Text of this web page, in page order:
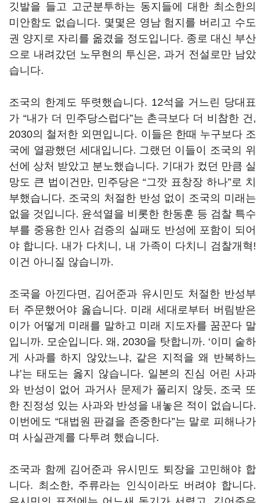
깃발을 들고 고군분투하는 동지들에 대한 최소한의
미안함도 없습니다. 몇몇은 영남 험지를 버리고 수도
권 양지로 자리를 옮겼을 정도입니다. 종로 대신 부산
으로 내려갔던 노무현의 투신은, 과거 전설로만 남았
습니다.
조국의 한계도 뚜렷했습니다. 12석을 거느린 당대표
가 “내가 더 민주당스럽다”는 촌극보다 더 비참한 건,
2030의 철저한 외면입니다. 이들은 한때 누구보다 조
국에 열광했던 세대입니다. 그랬던 이들이 조국의 위
선에 상처 받았고 분노했습니다. 기대가 컸던 만큼 실
망도 큰 법이건만, 민주당은 “그깟 표창장 하나”로 치
부했습니다. 조국의 처절한 반성 없이 조국의 미래는
없을 것입니다. 윤석열을 비롯한 한동훈 등 검찰 특수
부를 중용한 인사 검증의 실패도 반성에 포함이 되어
야 합니다. 내가 다치니, 내 가족이 다치니 검찰개혁!
이건 아니질 않습니까.
조국을 아낀다면, 김어준과 유시민도 처절한 반성부
터 주문했어야 옳습니다. 미래 세대로부터 버림받은
이가 어떻게 미래를 말하고 미래 지도자를 꿈꾼다 말
입니까. 모순입니다. 왜, 2030을 탓합니까. ‘이미 숱하
게 사과를 하지 않았느냐, 같은 지적을 왜 반복하느
냐’는 태도는 옳지 않습니다. 일본의 진심 어린 사과
와 반성이 없어 과거사 문제가 풀리지 않듯, 조국 또
한 진정성 있는 사과와 반성을 내놓은 적이 없습니다.
이번에도 “대법원 판결을 존중한다”는 말로 피해나가
며 사실관계를 다투려 했습니다.
조국과 함께 김어준과 유시민도 퇴장을 고민해야 합
니다. 최소한, 주류라는 인식이라도 버려야 합니다.